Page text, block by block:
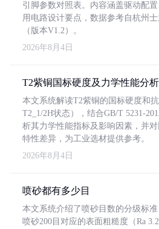
引脚参数对照表。内容涵盖驱动配
用电路设计要点，数据参考自杭州
（版本V1.2）。
2026年8月4日
T2紫铜国标硬度及力学性能分析
本文系统解读T2紫铜的国标硬度和
T2_1/2H状态），结合GB/T 5231-
析其力学性能指标及影响因素，并
特性差异，为工业选材提供参考。
2026年8月4日
喷砂都有多少目
本文系统介绍了喷砂目数的分级标
喷砂200目对应的表面粗糙度（Ra